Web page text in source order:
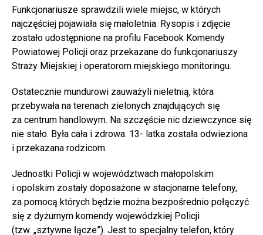
Funkcjonariusze sprawdzili wiele miejsc, w których
najczęściej pojawiała się małoletnia. Rysopis i zdjęcie
zostało udostępnione na profilu Facebook Komendy
Powiatowej Policji oraz przekazane do funkcjonariuszy
Straży Miejskiej i operatorom miejskiego monitoringu.
Ostatecznie mundurowi zauważyli nieletnią, która
przebywała na terenach zielonych znajdujących się
za centrum handlowym. Na szczęście nic dziewczynce się
nie stało. Była cała i zdrowa. 13- latka została odwieziona
i przekazana rodzicom.
Jednostki Policji w województwach małopolskim
i opolskim zostały doposażone w stacjonarne telefony,
za pomocą których będzie można bezpośrednio połączyć
się z dyżurnym komendy wojewódzkiej Policji
(tzw. „sztywne łącze”). Jest to specjalny telefon, który